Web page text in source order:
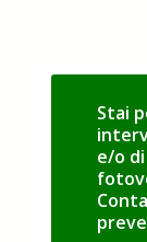
Stai
e/o